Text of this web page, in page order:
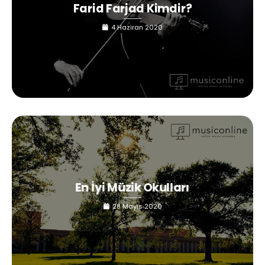
Farid Farjad Kimdir?
4 Haziran 2020
En İyi Müzik Okulları
28 Mayıs 2020